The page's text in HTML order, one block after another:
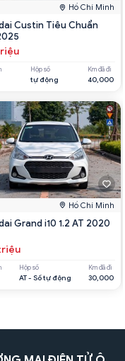
Hồ Chí Minh
Custin Tiêu Chuẩn
Hộp số
tự động
Km đã đi
40,000
Hồ Chí Minh
Grand i10 1.2 AT 2020
Hộp số
AT - Số tự động
Km đã đi
30,000